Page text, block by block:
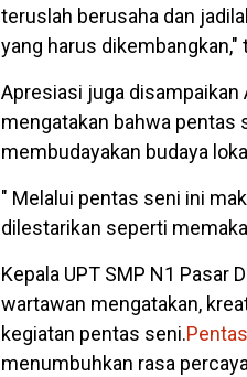
teruslah berusaha dan
yang harus dikembangkan,"
Apresiasi juga disampaikan
mengatakan bahwa pentas
membudayakan budaya
" Melalui pentas seni ini
dilestarikan seperti
Kepala UPT SMP N1 Pasar
wartawan mengatakan,
kegiatan pentas seni.
menumbuhkan rasa